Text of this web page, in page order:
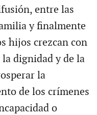
entre las
y finalmente
hijos crezcan con
dignidad y de la
la
de los crímenes
o